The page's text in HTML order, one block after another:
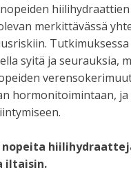
merkittävässä
Tutkimuksessa
syitä ja seurauksia,
hormonitoimintaan,
nopeita
iltaisin.